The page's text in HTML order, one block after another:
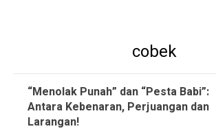
cobek
“Menolak Punah” dan “Pesta Babi”:
Antara Kebenaran, Perjuangan dan
Larangan!